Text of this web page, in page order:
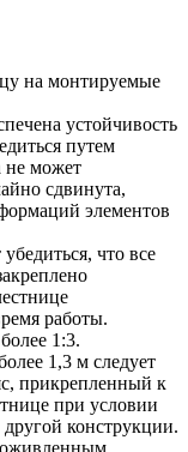
на монтируемые
устойчивость
путем
не может
сдвинута,
элементов
что все
работы.
1:3.
1,3 м следует
прикрепленный к
при условии
конструкции.
оживленным